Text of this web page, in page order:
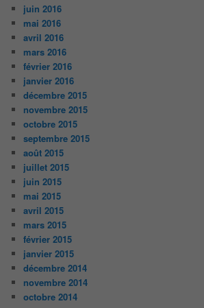
juin 2016
mai 2016
avril 2016
mars 2016
février 2016
janvier 2016
décembre 2015
novembre 2015
octobre 2015
septembre 2015
août 2015
juillet 2015
juin 2015
mai 2015
avril 2015
mars 2015
février 2015
janvier 2015
décembre 2014
novembre 2014
octobre 2014